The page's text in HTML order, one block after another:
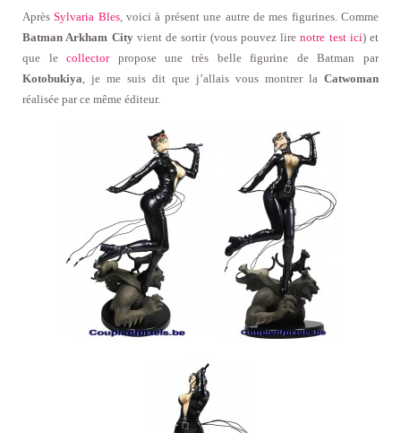
AprèsSylvaria Bles, voici à présent une autre de mes figurines. Comme
Batman Arkham Cityvient de sortir (vous pouvez lirenotre test ici) et
que lecollectorpropose une très belle figurine de Batman par
Kotobukiya , je me suis dit que j’allais vous montrer la Catwoman
réalisée par ce même éditeur.